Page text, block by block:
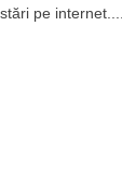
pe internet....